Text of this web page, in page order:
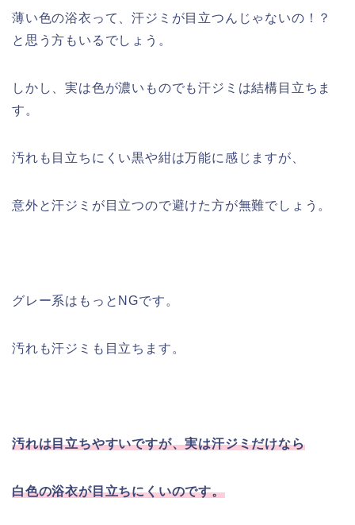
薄い色の浴衣って、汗ジミが目立つんじゃないの！？
と思う方もいるでしょう。
しかし、実は色が濃いものでも汗ジミは結構目立ちま
す。
汚れも目立ちにくい黒や紺は万能に感じますが、
意外と汗ジミが目立つので避けた方が無難でしょう。
グレー系はもっとNGです。
汚れも汗ジミも目立ちます。
汚れは目立ちやすいですが、実は汗ジミだけなら
白色の浴衣が目立ちにくいのです。